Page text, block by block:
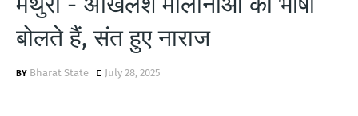
S
बोलते हैं, संत हुए नाराज
Bharat State July 28, 2025